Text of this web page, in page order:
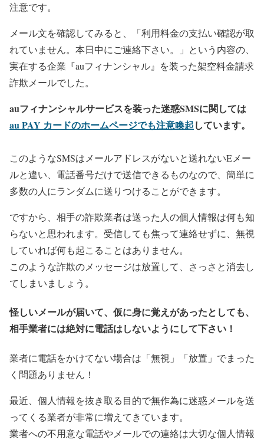
注意です。
メール文を確認してみると、「利用料金の支払い確認が取
れていません。本日中にご連絡下さい。」という内容の、
実在する企業『auフィナンシャル』を装った架空料金請求
詐欺メールでした。
auフィナンシャルサービスを装った迷惑SMSに関しては
au PAY カードのホームページでも注意喚起しています。
このようなSMSはメールアドレスがないと送れないEメー
ルと違い、電話番号だけで送信できるものなので、簡単に
多数の人にランダムに送りつけることができます。
ですから、相手の詐欺業者は送った人の個人情報は何も知
らないと思われます。受信しても焦って連絡せずに、無視
していれば何も起こることはありません。
このような詐欺のメッセージは放置して、さっさと消去し
てしまいましょう。
怪しいメールが届いて、仮に身に覚えがあったとしても、
相手業者には絶対に電話はしないようにして下さい！
業者に電話をかけてない場合は「無視」「放置」でまった
く問題ありません！
最近、個人情報を抜き取る目的で無作為に迷惑メールを送
ってくる業者が非常に増えてきています。
業者への不用意な電話やメールでの連絡は大切な個人情報